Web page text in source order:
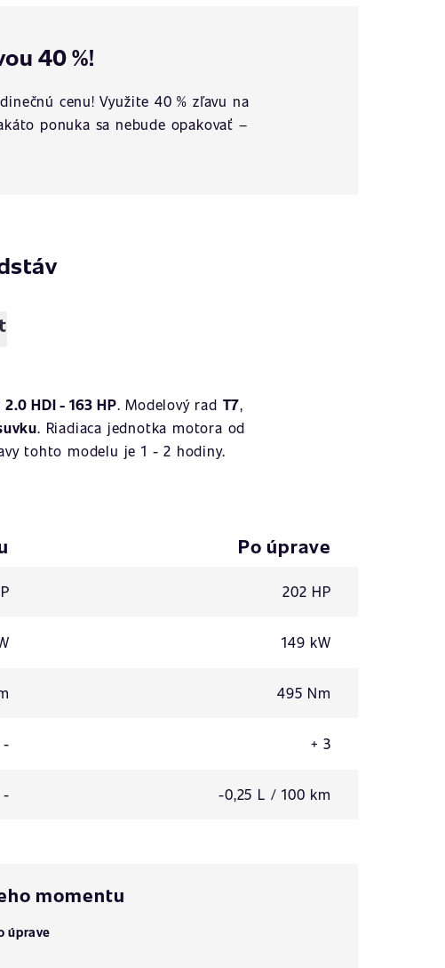
40 %!
cenu! Využite 40 % zľavu na
ponuka sa nebude opakovať –
HDI - 163 HP. Modelový rad T7,
. Riadiaca jednotka motora od
tohto modelu je 1 - 2 hodiny.
Po úprave
202 HP
149 kW
495 Nm
- + 3
- -0,25 L / 100 km
momentu
úprave